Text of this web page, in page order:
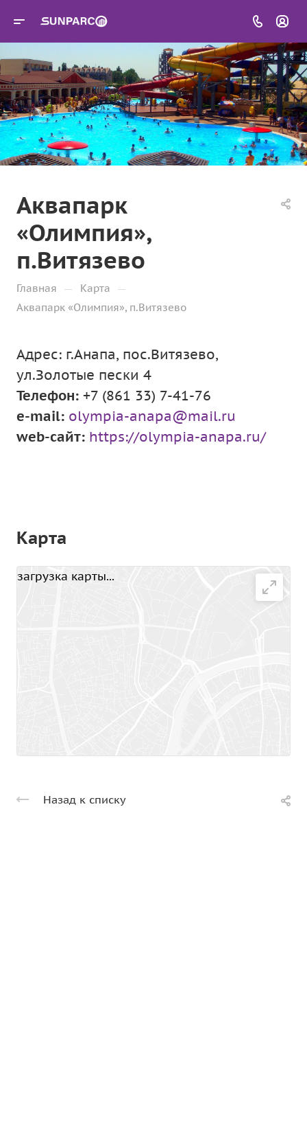
Аквапарк
«Олимпия»,
п.Витязево
Главная — Карта —
Аквапарк «Олимпия», п.Витязево
Адрес: г.Анапа, пос.Витязево,
ул.Золотые пески 4
Телефон: +7 (861 33) 7-41-76
e-mail: olympia-anapa@mail.ru
web-сайт: https://olympia-anapa.ru/
Карта
загрузка карты...
Назад к списку